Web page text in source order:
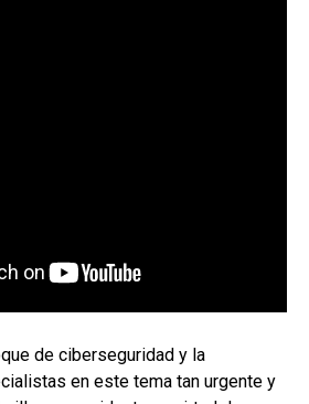
de ciberseguridad y la
en este tema tan urgente y